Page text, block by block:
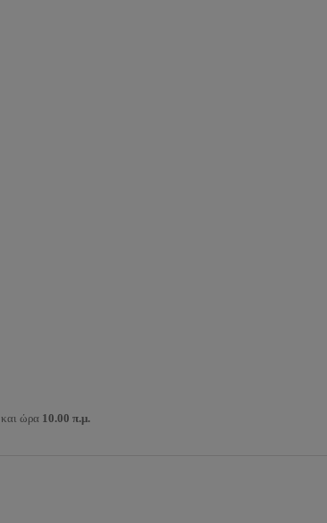
και ώρα 10.00 π.μ.